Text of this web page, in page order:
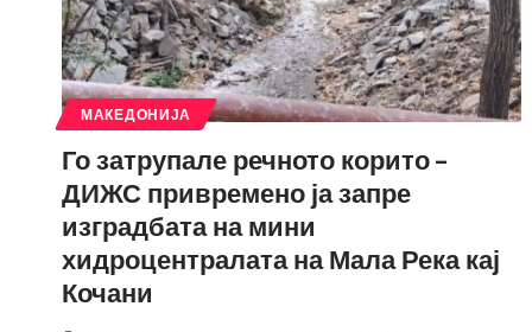
МАКЕДОНИЈА
Го затрупале речното корито –
ДИЖС привремено ја запре
изградбата на мини
хидроцентралата на Мала Река кај
Кочани